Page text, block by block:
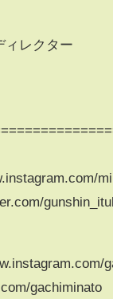
ィレクター
gachiminato